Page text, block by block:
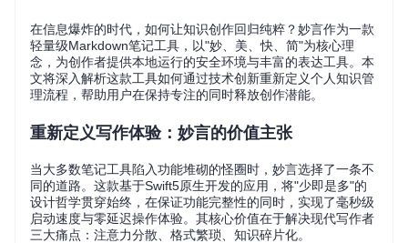
在信息爆炸的时代，如何让知识创作回归纯粹？妙言作为一款
轻量级Markdown笔记工具，以"妙、美、快、简"为核心理
念，为创作者提供本地运行的安全环境与丰富的表达工具。本
文将深入解析这款工具如何通过技术创新重新定义个人知识管
理流程，帮助用户在保持专注的同时释放创作潜能。
重新定义写作体验：妙言的价值主张
当大多数笔记工具陷入功能堆砌的怪圈时，妙言选择了一条不
同的道路。这款基于Swift5原生开发的应用，将"少即是多"的
设计哲学贯穿始终，在保证功能完整性的同时，实现了毫秒级
启动速度与零延迟操作体验。其核心价值在于解决现代写作者
三大痛点：注意力分散、格式繁琐、知识碎片化。